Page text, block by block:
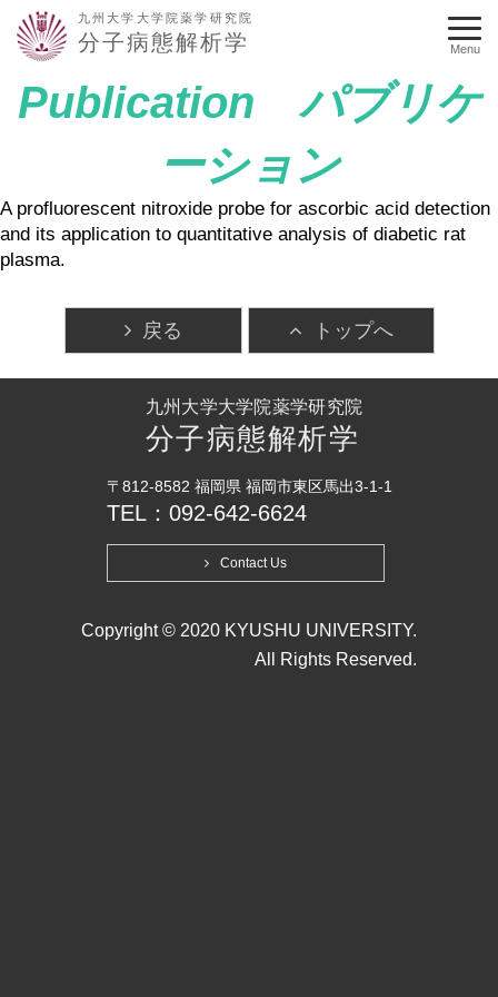
九州大学大学院薬学研究院
分子病態解析学 Menu
Publication パブリケ
ーション
A profluorescent nitroxide probe for ascorbic acid detection
and its application to quantitative analysis of diabetic rat
plasma.
戻る トップへ
九州大学大学院薬学研究院
分子病態解析学
〒812-8582 福岡県 福岡市東区馬出3-1-1
TEL：092-642-6624
Contact Us
Copyright © 2020 KYUSHU UNIVERSITY.
All Rights Reserved.